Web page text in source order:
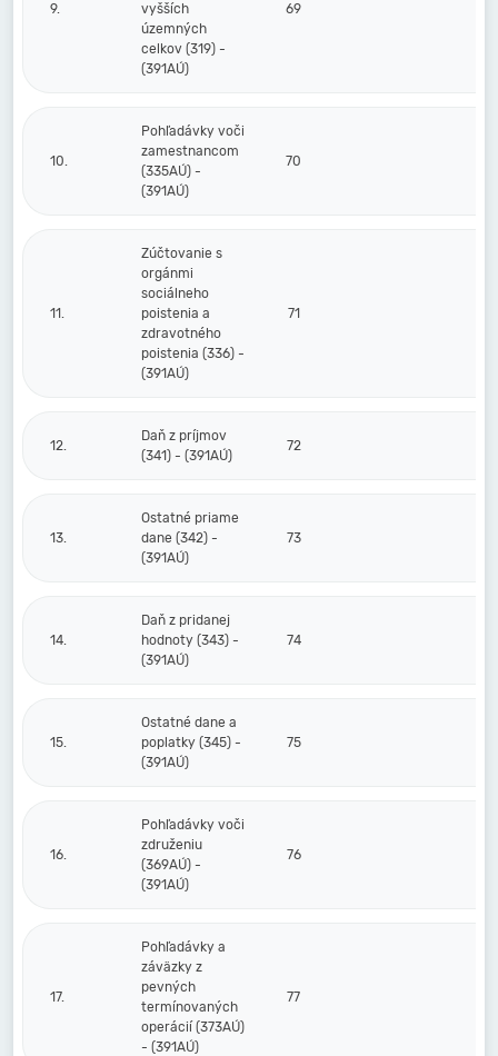
9.
vyšších
územných
celkov (319) -
(391AÚ)
69
10.
Pohľadávky voči
zamestnancom
(335AÚ) -
(391AÚ)
70
11.
Zúčtovanie s
orgánmi
sociálneho
poistenia a
zdravotného
poistenia (336) -
(391AÚ)
71
12.
Daň z príjmov
(341) - (391AÚ)
72
13.
Ostatné priame
dane (342) -
(391AÚ)
73
14.
Daň z pridanej
hodnoty (343) -
(391AÚ)
74
15.
Ostatné dane a
poplatky (345) -
(391AÚ)
75
16.
Pohľadávky voči
združeniu
(369AÚ) -
(391AÚ)
76
17.
Pohľadávky a
záväzky z
pevných
termínovaných
operácií (373AÚ)
- (391AÚ)
77